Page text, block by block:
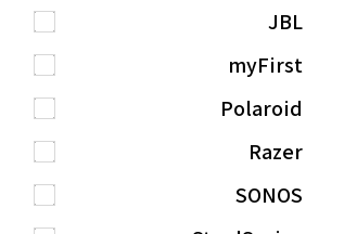
JBL
myFirst
Polaroid
Razer
SONOS